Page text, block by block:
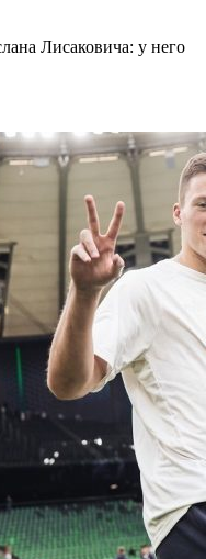
Лисаковича: у него